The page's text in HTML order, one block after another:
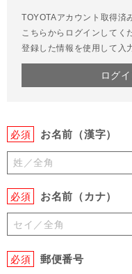
TOYOTAアカウント取得済
こちらからログインしてく
登録した情報を使用して入
ログ
必須 お名前（漢字）
必須 お名前（カナ）
必須 郵便番号